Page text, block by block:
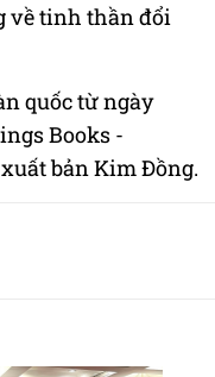
về tinh thần đổi
quốc từ ngày
Books -
bản Kim Đồng.